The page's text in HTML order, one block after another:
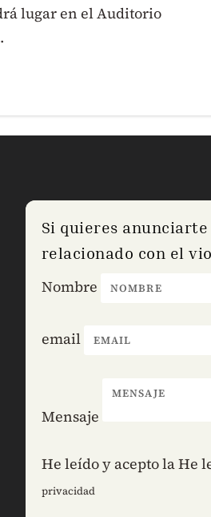
lugar en el Auditorio
Si quieres
relacionado con el
Nombre
email
Mensaje
He leído y acepto laHe
privacidad